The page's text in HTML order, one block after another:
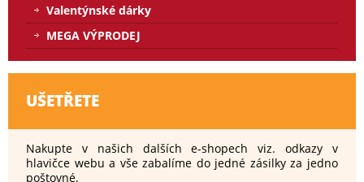
Valentýnské dárky
MEGA VÝPRODEJ
UŠETŘETE
Nakupte v našich dalších e-shopech viz. odkazy v
hlavičce webu a vše zabalíme do jedné zásilky za jedno
poštovné.